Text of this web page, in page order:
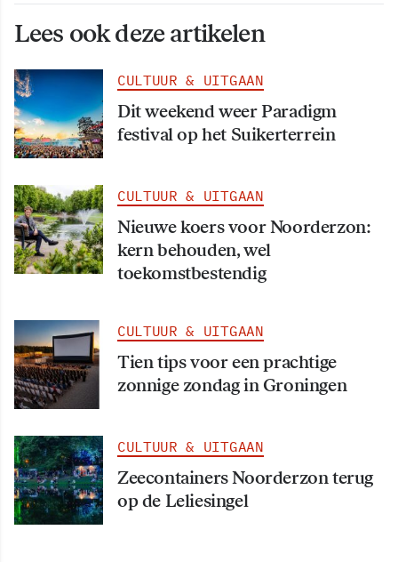
Lees ook deze artikelen
CULTUUR & UITGAAN
Dit weekend weer Paradigm
festival op het Suikerterrein
CULTUUR & UITGAAN
Nieuwe koers voor Noorderzon:
kern behouden, wel
toekomstbestendig
CULTUUR & UITGAAN
Tien tips voor een prachtige
zonnige zondag in Groningen
CULTUUR & UITGAAN
Zeecontainers Noorderzon terug
op de Leliesingel